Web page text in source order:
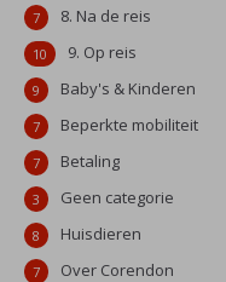
8. Na de reis
7
9. Op reis
10
Baby's & Kinderen
9
Beperkte mobiliteit
7
Betaling
7
Geen categorie
3
Huisdieren
8
Over Corendon
7